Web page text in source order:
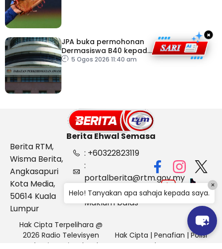
JPA buka permohonan
Dermasiswa B40 kepada
lepasan SPM
5 Ogos 2026 11:40 am
×
Berita Ehwal Semasa
Berita RTM,
Wisma Berita,
Angkasapuri
Kota Media,
50614 Kuala
Lumpur
: +60322823119
:
portalberita@rtm.gov.my
: Aduan &
Maklum balas
Hak Cipta Terpelihara @
2026 Radio Televisyen
Malaysia, Berita Ehwal
Hak Cipta | Penafian | Polisi
Keselamatan
Helo! Tanyakan apa sahaja kepada saya.
×